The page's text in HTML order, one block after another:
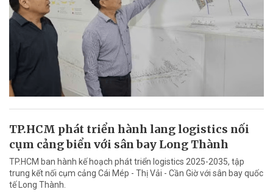
TP.HCM phát triển hành lang logistics nối
cụm cảng biển với sân bay Long Thành
TP.HCM ban hành kế hoạch phát triển logistics 2025-2035, tập
trung kết nối cụm cảng Cái Mép - Thị Vải - Cần Giờ với sân bay quốc
tế Long Thành.